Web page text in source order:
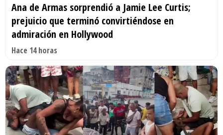
Ana de Armas sorprendió a Jamie Lee Curtis;
prejuicio que terminó convirtiéndose en
admiración en Hollywood
Hace 14 horas